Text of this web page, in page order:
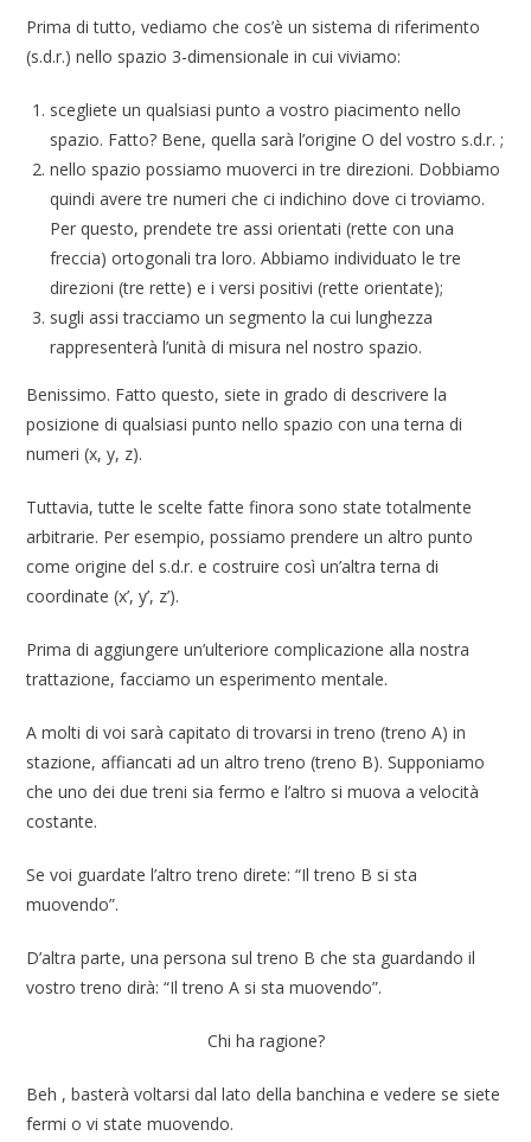
Prima di tutto, vediamo che cos’è un sistema di riferimento
(s.d.r.) nello spazio 3-dimensionale in cui viviamo:
scegliete un qualsiasi punto a vostro piacimento nello
spazio. Fatto? Bene, quella sarà l’origine O del vostro s.d.r. ;
nello spazio possiamo muoverci in tre direzioni. Dobbiamo
quindi avere tre numeri che ci indichino dove ci troviamo.
Per questo, prendete tre assi orientati (rette con una
freccia) ortogonali tra loro. Abbiamo individuato le tre
direzioni (tre rette) e i versi positivi (rette orientate);
sugli assi tracciamo un segmento la cui lunghezza
rappresenterà l’unità di misura nel nostro spazio.
Benissimo. Fatto questo, siete in grado di descrivere la
posizione di qualsiasi punto nello spazio con una terna di
numeri (x, y, z).
Tuttavia, tutte le scelte fatte finora sono state totalmente
arbitrarie. Per esempio, possiamo prendere un altro punto
come origine del s.d.r. e costruire così un’altra terna di
coordinate (x’, y’, z’).
Prima di aggiungere un’ulteriore complicazione alla nostra
trattazione, facciamo un esperimento mentale.
A molti di voi sarà capitato di trovarsi in treno (treno A) in
stazione, affiancati ad un altro treno (treno B). Supponiamo
che uno dei due treni sia fermo e l’altro si muova a velocità
costante.
Se voi guardate l’altro treno direte: “Il treno B si sta
muovendo”.
D’altra parte, una persona sul treno B che sta guardando il
vostro treno dirà: “Il treno A si sta muovendo”.
Chi ha ragione?
Beh , basterà voltarsi dal lato della banchina e vedere se siete
fermi o vi state muovendo.